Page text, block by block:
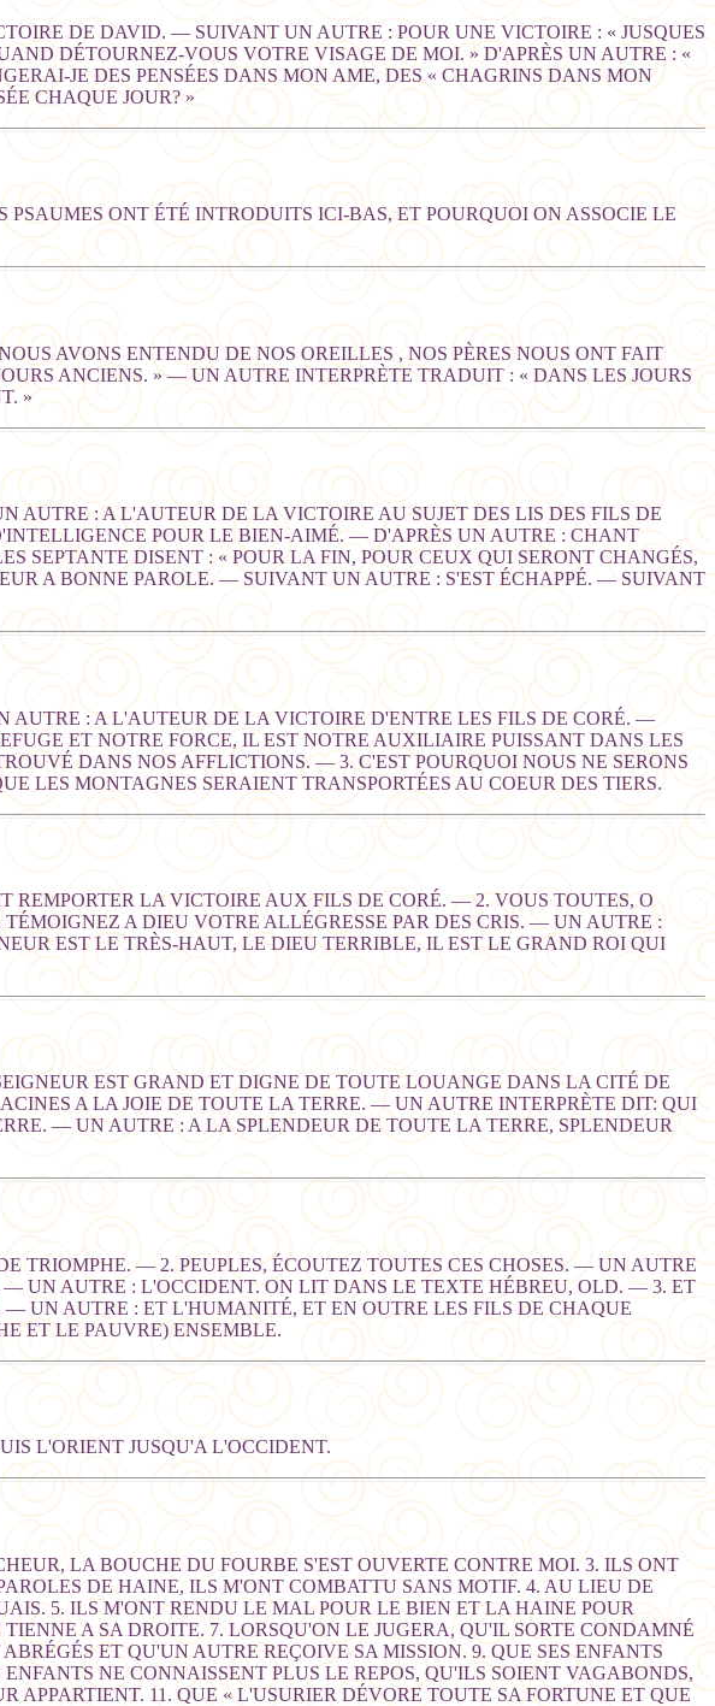
DE DAVID. — SUIVANT UN AUTRE : POUR UNE VICTOIRE : « JUSQUES
DÉTOURNEZ-VOUS VOTRE VISAGE DE MOI. » D'APRÈS UN AUTRE : «
JE DES PENSÉES DANS MON AME, DES « CHAGRINS DANS MON
CHAQUE JOUR? »
PSAUMES ONT ÉTÉ INTRODUITS ICI-BAS, ET POURQUOI ON ASSOCIE LE
AVONS ENTENDU DE NOS OREILLES , NOS PÈRES NOUS ONT FAIT
ANCIENS. » — UN AUTRE INTERPRÈTE TRADUIT : « DANS LES JOURS
»
AUTRE : A L'AUTEUR DE LA VICTOIRE AU SUJET DES LIS DES FILS DE
POUR LE BIEN-AIMÉ. — D'APRÈS UN AUTRE : CHANT
DISENT : « POUR LA FIN, POUR CEUX QUI SERONT CHANGÉS,
A BONNE PAROLE. — SUIVANT UN AUTRE : S'EST ÉCHAPPÉ. — SUIVANT
AUTRE : A L'AUTEUR DE LA VICTOIRE D'ENTRE LES FILS DE CORÉ. —
ET NOTRE FORCE, IL EST NOTRE AUXILIAIRE PUISSANT DANS LES
DANS NOS AFFLICTIONS. — 3. C'EST POURQUOI NOUS NE SERONS
LES MONTAGNES SERAIENT TRANSPORTÉES AU COEUR DES TIERS.
REMPORTER LA VICTOIRE AUX FILS DE CORÉ. — 2. VOUS TOUTES, O
A DIEU VOTRE ALLÉGRESSE PAR DES CRIS. — UN AUTRE :
EST LE TRÈS-HAUT, LE DIEU TERRIBLE, IL EST LE GRAND ROI QUI
EST GRAND ET DIGNE DE TOUTE LOUANGE DANS LA CITÉ DE
A LA JOIE DE TOUTE LA TERRE. — UN AUTRE INTERPRÈTE DIT: QUI
— UN AUTRE : A LA SPLENDEUR DE TOUTE LA TERRE, SPLENDEUR
TRIOMPHE. — 2. PEUPLES, ÉCOUTEZ TOUTES CES CHOSES. — UN AUTRE
UN AUTRE : L'OCCIDENT. ON LIT DANS LE TEXTE HÉBREU, OLD. — 3. ET
UN AUTRE : ET L'HUMANITÉ, ET EN OUTRE LES FILS DE CHAQUE
ET LE PAUVRE) ENSEMBLE.
L'ORIENT JUSQU'A L'OCCIDENT.
LA BOUCHE DU FOURBE S'EST OUVERTE CONTRE MOI. 3. ILS ONT
DE HAINE, ILS M'ONT COMBATTU SANS MOTIF. 4. AU LIEU DE
5. ILS M'ONT RENDU LE MAL POUR LE BIEN ET LA HAINE POUR
A SA DROITE. 7. LORSQU'ON LE JUGERA, QU'IL SORTE CONDAMNÉ
ET QU'UN AUTRE REÇOIVE SA MISSION. 9. QUE SES ENFANTS
NE CONNAISSENT PLUS LE REPOS, QU'ILS SOIENT VAGABONDS,
11. QUE « L'USURIER DÉVORE TOUTE SA FORTUNE ET QUE